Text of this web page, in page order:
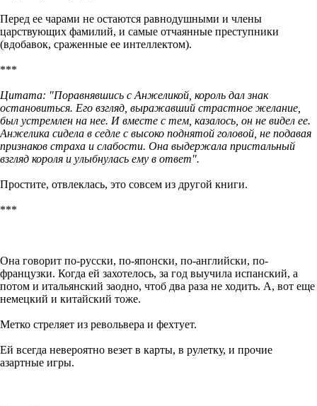
Перед ее чарами не остаются равнодушными и члены
царствующих фамилий, и самые отчаянные преступники
(вдобавок, сраженные ее интеллектом).
***
Цитата: "Поравнявшись с Анжеликой, король дал знак
остановиться. Его взгляд, выражавший страстное желание,
был устремлен на нее. И вместе с тем, казалось, он не видел ее.
Анжелика сидела в седле с высоко поднятой головой, не подавая
признаков страха и слабости. Она выдержала пристальный
взгляд короля и улыбнулась ему в ответ".
Простите, отвлеклась, это совсем из другой книги.
***
Она говорит по-русски, по-японски, по-английски, по-
французки. Когда ей захотелось, за год выучила испанский, а
потом и итальянский заодно, чтоб два раза не ходить. А, вот еще
немецкий и китайский тоже.
Метко стреляет из револьвера и фехтует.
Ей всегда невероятно везет в карты, в рулетку, и прочие
азартные игры.